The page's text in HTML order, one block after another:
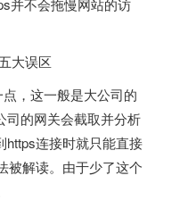
并不会拖慢网站的访
大误区
，这一般是大公司的
司的网关会截取并分析
https连接时就只能直接
被解读。由于少了这个